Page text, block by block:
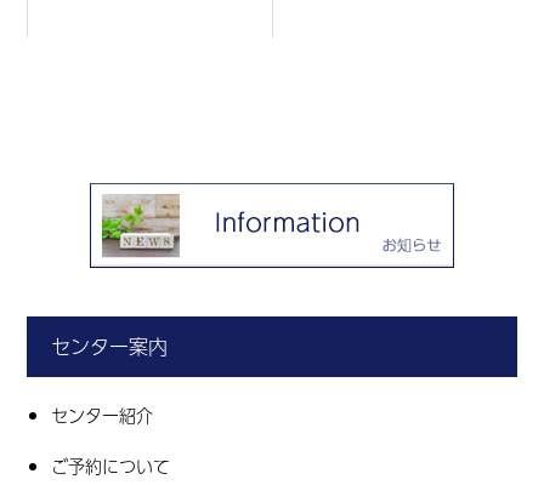
センター案内
センター紹介
ご予約について